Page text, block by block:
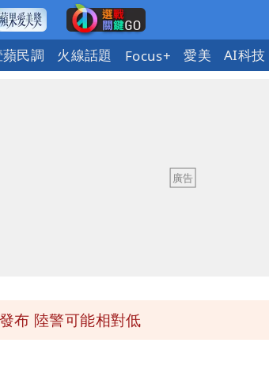
民調 火線話題 Focus+ 愛美 AI科技
布 陸警可能相對低